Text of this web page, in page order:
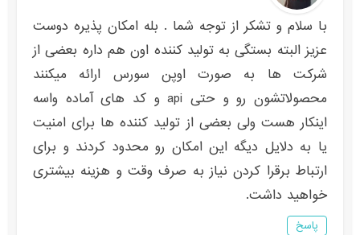
با سلام و تشکر از توجه شما . بله امکان پذیره دوست
عزیز البته بستگی به تولید کننده اون هم داره بعضی از
شرکت ها به صورت اوپن سورس ارائه میکنند
محصولاتشون رو و حتی api و کد های آماده واسه
اینکار هست ولی بعضی از تولید کننده ها برای امنیت
یا به دلایل دیگه این امکان رو محدود کردند و برای
ارتباط برقرا کردن نیاز به صرف وقت و هزینه بیشتری
خواهید داشت.
پاسخ